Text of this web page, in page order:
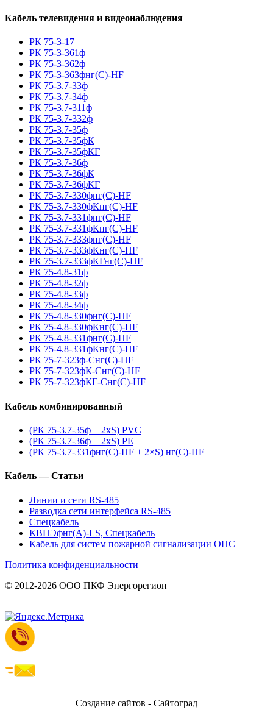
Кабель телевидения и видеонаблюдения
РК 75-3-17
РК 75-3-361ф
РК 75-3-362ф
РК 75-3-363фнг(С)-HF
РК 75-3.7-33ф
РК 75-3.7-34ф
РК 75-3.7-311ф
РК 75-3.7-332ф
РК 75-3.7-35ф
РК 75-3.7-35фК
РК 75-3.7-35фКГ
РК 75-3.7-36ф
РК 75-3.7-36фК
РК 75-3.7-36фКГ
РК 75-3.7-330фнг(С)-HF
РК 75-3.7-330фКнг(С)-HF
РК 75-3.7-331фнг(С)-HF
РК 75-3.7-331фКнг(С)-HF
РК 75-3.7-333фнг(С)-HF
РК 75-3.7-333фКнг(С)-HF
РК 75-3.7-333фКГнг(С)-HF
РК 75-4.8-31ф
РК 75-4.8-32ф
РК 75-4.8-33ф
РК 75-4.8-34ф
РК 75-4.8-330фнг(С)-HF
РК 75-4.8-330фКнг(С)-HF
РК 75-4.8-331фнг(С)-HF
РК 75-4.8-331фКнг(С)-HF
РК 75-7-323ф-Снг(С)-HF
РК 75-7-323фК-Снг(С)-HF
РК 75-7-323фКГ-Снг(С)-HF
Кабель комбинированный
(РК 75-3.7-35ф + 2xS) PVC
(РК 75-3.7-36ф + 2xS) PE
(РК 75-3.7-331фнг(С)-HF + 2×S) нг(С)-HF
Кабель — Статьи
Линии и сети RS-485
Разводка сети интерфейса RS-485
Спецкабель
КВПЭфнг(А)-LS, Спецкабель
Кабель для систем пожарной сигнализации ОПС
Политика конфиденциальности
© 2012-2026 ООО ПКФ Энергорегион
Создание сайтов - Сайтоград